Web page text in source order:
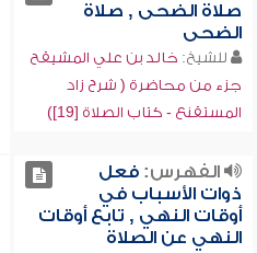
صلاة الضحى , صلاة
الضحى
للشيخ: خالد بن علي المشيقح
جزء من محاضرة ( شرح زاد
المستقنع - كتاب الصلاة [19])
الفهرس:فعل
ذوات الأسباب في
أوقات النهي , تابع أوقات
النهي عن الصلاة